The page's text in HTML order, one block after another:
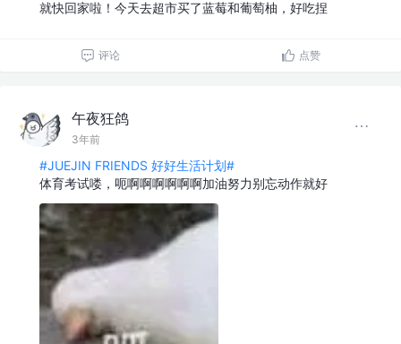
就快回家啦！今天去超市买了蓝莓和葡萄柚，好吃捏
评论 点赞
午夜狂鸽
3年前
#JUEJIN FRIENDS 好好生活计划#
体育考试喽，呃啊啊啊啊啊啊加油努力别忘动作就好